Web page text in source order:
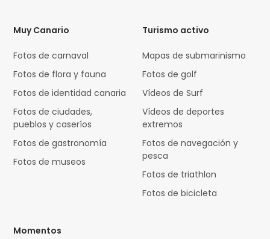
Muy Canario
Fotos de carnaval
Fotos de flora y fauna
Fotos de identidad canaria
Fotos de ciudades,
pueblos y caseríos
Fotos de gastronomía
Fotos de museos
Turismo activo
Mapas de submarinismo
Fotos de golf
Vídeos de Surf
Vídeos de deportes
extremos
Fotos de navegación y
pesca
Fotos de triathlon
Fotos de bicicleta
Momentos